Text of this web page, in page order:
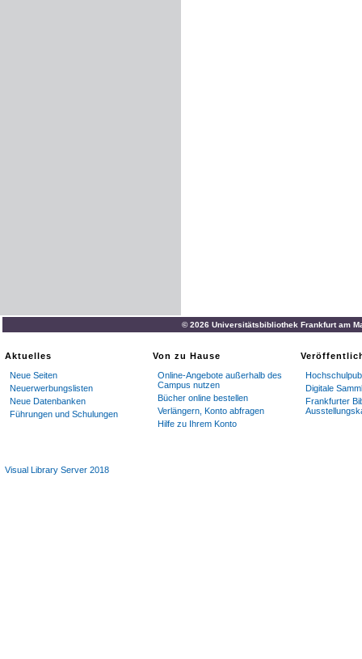
© 2026 Universitätsbibliothek Frankfurt am
Aktuelles
Neue Seiten
Neuerwerbungslisten
Neue Datenbanken
Führungen und Schulungen
Von zu Hause
Online-Angebote außerhalb des
Campus nutzen
Bücher online bestellen
Verlängern, Konto abfragen
Hilfe zu Ihrem Konto
Digitale
Frankfurter
Visual Library Server 2018